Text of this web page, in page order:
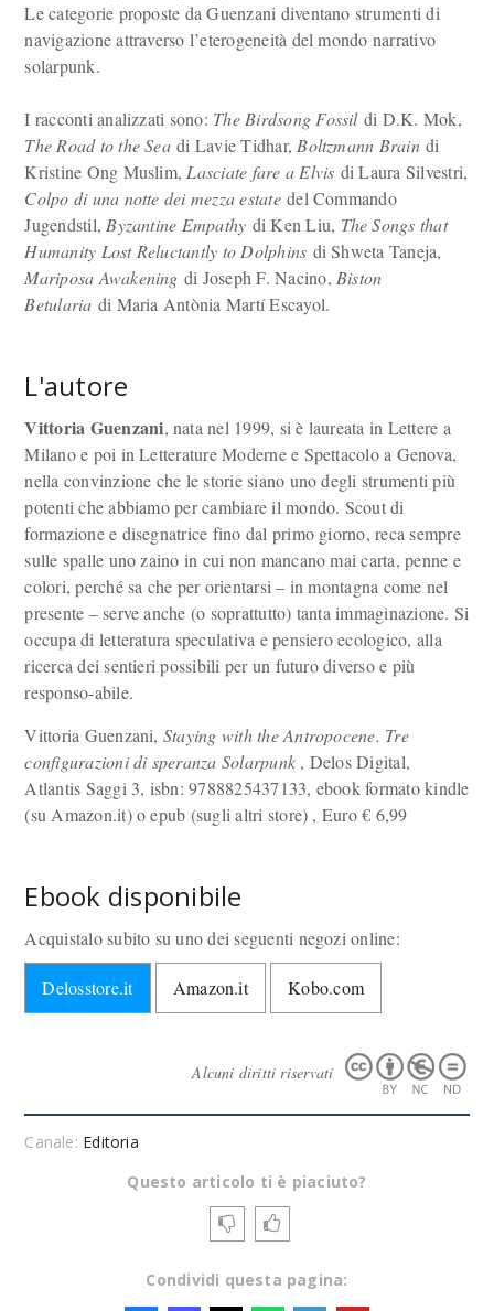
Le categorie proposte da Guenzani diventano strumenti di
navigazione attraverso l’eterogeneità del mondo narrativo
solarpunk.
I racconti analizzati sono: The Birdsong Fossildi D.K. Mok,
The Road to the Seadi Lavie Tidhar,Boltzmann Braindi
Kristine Ong Muslim,Lasciate fare a Elvis di Laura Silvestri,
Colpo di una notte dei mezza estatedel Commando
Jugendstil,Byzantine Empathy di Ken Liu, The Songs that
Humanity Lost Reluctantly to Dolphins di Shweta Taneja,
Mariposa Awakening di Joseph F. Nacino,Biston
Betularia di Maria Antònia Martí Escayol.
L'autore
Vittoria Guenzani, nata nel 1999, si è laureata in Lettere a
Milano e poi in Letterature Moderne e Spettacolo a Genova,
nella convinzione che le storie siano uno degli strumenti più
potenti che abbiamo per cambiare il mondo. Scout di
formazione e disegnatrice fino dal primo giorno, reca sempre
sulle spalle uno zaino in cui non mancano mai carta, penne e
colori, perché sa che per orientarsi – in montagna come nel
presente – serve anche (o soprattutto) tanta immaginazione. Si
occupa di letteratura speculativa e pensiero ecologico, alla
ricerca dei sentieri possibili per un futuro diverso e più
responso-abile.
Vittoria Guenzani, Staying with the Antropocene. Tre
configurazioni di speranza Solarpunk , Delos Digital,
Atlantis Saggi 3, isbn: 9788825437133, ebook formato kindle
(su Amazon.it) o epub (sugli altri store) , Euro€ 6,99
Ebook disponibile
Acquistalo subito su uno dei seguenti negozi online:
Delosstore.it Amazon.it Kobo.com
Alcuni diritti riservati
Canale: Editoria
Questo articolo ti è piaciuto?
Condividi questa pagina: